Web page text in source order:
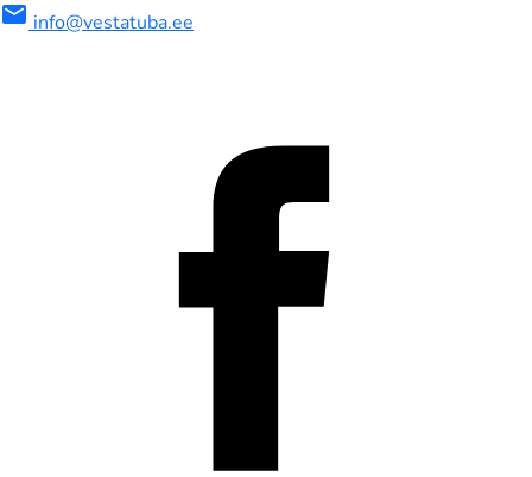
mail info@vestatuba.ee